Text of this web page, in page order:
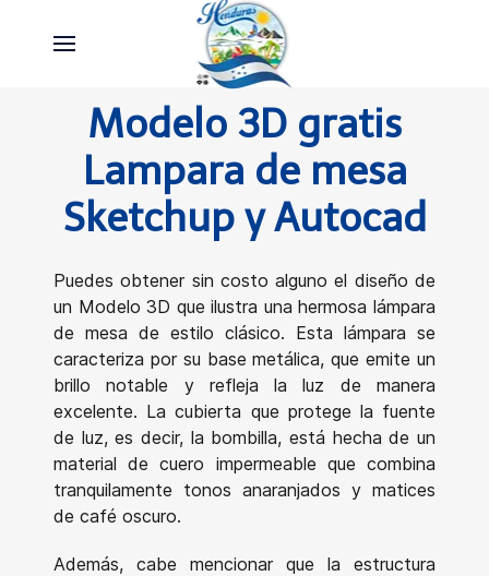
Modelo 3D gratis
Lampara de mesa
Sketchup y Autocad
Puedes obtener sin costo alguno el diseño de
un Modelo 3D que ilustra una hermosa lámpara
de mesa de estilo clásico. Esta lámpara se
caracteriza por su base metálica, que emite un
brillo notable y refleja la luz de manera
excelente. La cubierta que protege la fuente
de luz, es decir, la bombilla, está hecha de un
material de cuero impermeable que combina
tranquilamente tonos anaranjados y matices
de café oscuro.
Además, cabe mencionar que la estructura